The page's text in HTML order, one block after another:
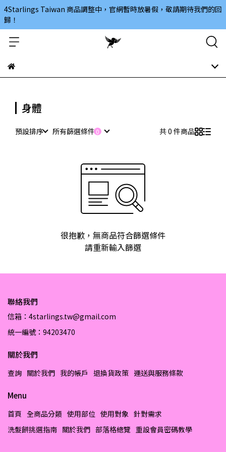
4Starlings Taiwan 商品調整中，官網暫時放暑假，敬請期待我們的回
歸！
身體
預設排序 所有篩選條件 共 0 件商品
很抱歉，無商品符合篩選條件
請重新輸入篩選
聯絡我們
信箱：4starlings.tw@gmail.com
統一編號：94203470
關於我們
查詢 關於我們 我的帳戶 退換貨政策 運送與服務條款
Menu
首頁 全商品分類 使用部位 使用對象 針對需求
洗髮餅挑選指南 關於我們 部落格總覽 重設會員密碼教學